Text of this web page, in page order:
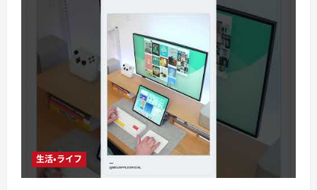
生活・ライフ